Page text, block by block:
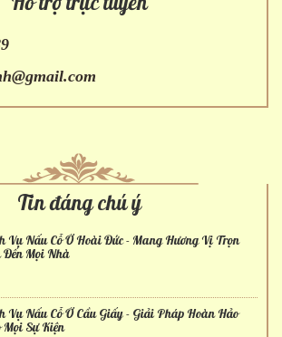
Tin đáng chú ý
Vụ Nấu Cỗ Ở Hoài Đức - Mang Hương Vị Trọn
Đến Mọi Nhà
Vụ Nấu Cỗ Ở Cầu Giấy - Giải Pháp Hoàn Hảo
Mọi Sự Kiện